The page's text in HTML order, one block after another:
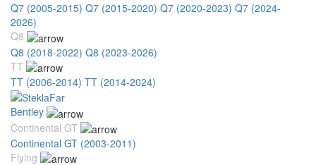
Q7 (2005-2015) Q7 (2015-2020) Q7 (2020-2023) Q7 (2024-
2026)
Q8
Q8 (2018-2022) Q8 (2023-2026)
TT
TT (2006-2014) TT (2014-2024)
Bentley
Continental GT
Continental GT (2003-2011)
Flying